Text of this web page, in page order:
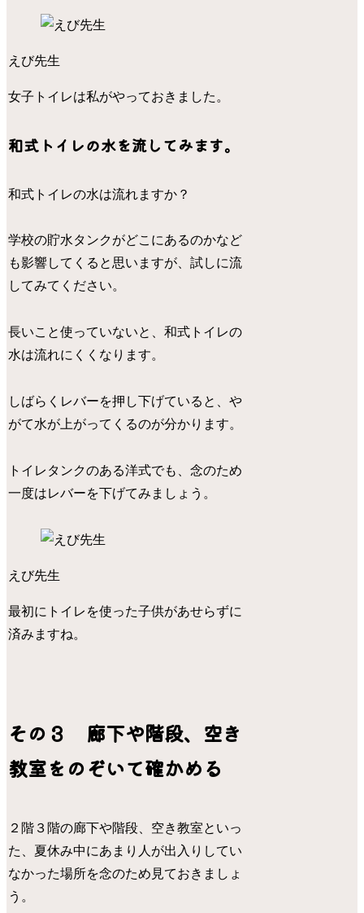
えび先生
女子トイレは私がやっておきました。
和式トイレの水を流してみます。
和式トイレの水は流れますか？
学校の貯水タンクがどこにあるのかなど
も影響してくると思いますが、試しに流
してみてください。
長いこと使っていないと、和式トイレの
水は流れにくくなります。
しばらくレバーを押し下げていると、や
がて水が上がってくるのが分かります。
トイレタンクのある洋式でも、念のため
一度はレバーを下げてみましょう。
えび先生
最初にトイレを使った子供があせらずに
済みますね。
その３ 廊下や階段、空き
教室をのぞいて確かめる
２階３階の廊下や階段、空き教室といっ
た、夏休み中にあまり人が出入りしてい
なかった場所を念のため見ておきましょ
う。